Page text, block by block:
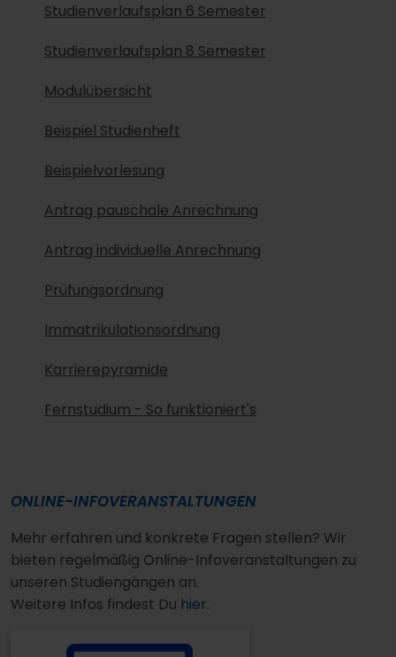
Studienverlaufsplan 6 Semester
Studienverlaufsplan 8 Semester
Modulübersicht
Beispiel Studienheft
Beispielvorlesung
Antrag pauschale Anrechnung
Antrag individuelle Anrechnung
Prüfungsordnung
Immatrikulationsordnung
Karrierepyramide
Fernstudium - So funktioniert's
ONLINE-INFOVERANSTALTUNGEN
Mehr erfahren und konkrete Fragen stellen? Wir
bieten regelmäßig Online-Infoveranstaltungen zu
unseren Studiengängen an.
Weitere Infos findest Du hier.